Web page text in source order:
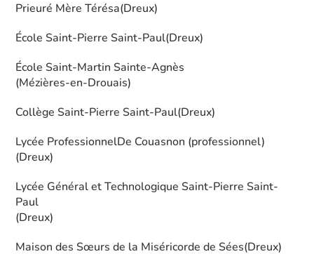
Prieuré Mère Térésa(Dreux)
École Saint-Pierre Saint-Paul(Dreux)
École Saint-Martin Sainte-Agnès
(Mézières-en-Drouais)
Collège Saint-Pierre Saint-Paul(Dreux)
Lycée ProfessionnelDe Couasnon (professionnel)
(Dreux)
Lycée Général et Technologique Saint-Pierre Saint-
Paul
(Dreux)
Maison des Sœurs de la Miséricorde de Sées(Dreux)